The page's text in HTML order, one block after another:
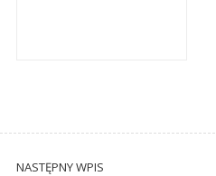
NASTĘPNY WPIS